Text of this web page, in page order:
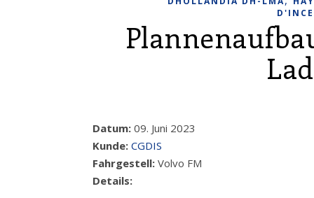
Datum: 09. Juni 2023
Kunde: CGDIS
Fahrgestell: Volvo FM
Details: